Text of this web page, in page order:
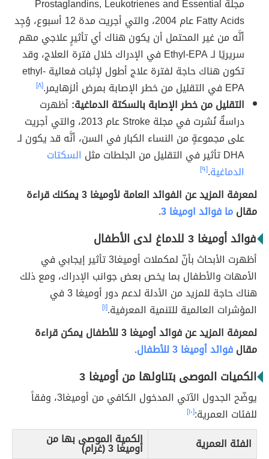
مجلة Prostaglandins, Leukotrienes and Essential
Fatty Acids عام 2004، والتي أجريت مدة 12 أسبوع، وُجِد
أنَّه من غير المحتمل أن يكون هناك أي تأثيرٍ علاجي مهم
سريريًا لـ Ethyl-EPA في الإدراك خلال فترة العلاج، وقد
تكون هناك حاجة لفترة علاج أطول لإثبات فعالية ethyl-
EPA في التقليل من خطر الإصابة بمرض ألزهايمر.
[٨]
التقليل من خطر الإصابة بالسكتة الدماغية: أظهرت
دراسةٌ نُشرت في مجلة Stroke عام 2013، والتي أجريت
على مجموعةٍ من النساء الكبار في السن، أنَّه قد يكون لـ
DHA تأثير في التقليل من الجلطات مثل
السكتات
الدماغية.[٩]
لمعرفة المزيد عن الفوائد العامة لأوميغا 3 يمكنك قراءة
مقالما فوائد اوميغا 3 .
فوائد أوميغا 3 للدماغ لدى الأطفال
أظهرت الأبحاث بأنّ لمكملات أوميغا3 تأثير إيجابي في
الأمهات والأطفال بما يخص بعض جوانب الإدراك، ومع ذلك
هناك حاجة للمزيد من الأدلة لدعم دور أوميغا 3 في
المؤشرات العالمية للتنمية المعرفية.[١]
لمعرفة المزيد عن فوائد أوميغا 3 للأطفال يمكن قراءة
مقالفوائد أوميغا 3 للأطفال .
الكميات الموصى بتناولها من أوميغا 3
يوضّح الجدول الآتي المدخول الكافي من أوميغا3، وفقاً
للفئات العمرية:[١٠]
الفئة العمرية الكمية الموصى بها من
أوميغا 3 (غرام)